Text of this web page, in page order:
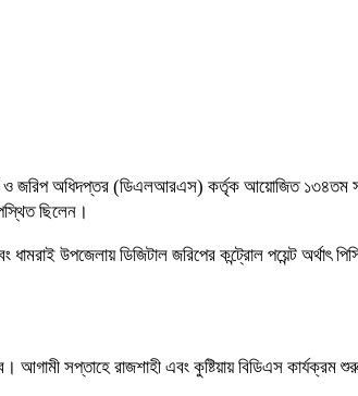
ও জরিপ অধিদপ্তর (ডিএলআরএস) কর্তৃক আয়োজিত ১৩৪তম
ছিলেন।
উপজেলায় ডিজিটাল জরিপের কন্ট্রোল পয়েন্ট অর্থাৎ
আগামী সপ্তাহে রাজশাহী এবং কুষ্টিয়ায় বিডিএস কার্যক্রম